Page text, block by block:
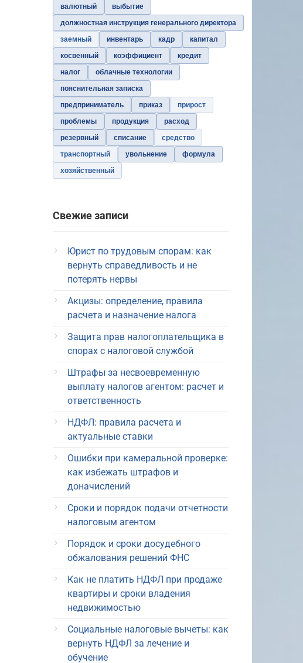
валютный
выбытие
должностная инструкция генерального директора
заемный
инвентарь кадр
капитал
косвенный
коэффициент
кредит
налог
облачные технологии
пояснительная записка
предприниматель
приказ
прирост
проблемы
продукция
расход
резервный
списание
средство
транспортный
увольнение
формула
хозяйственный
Свежие записи
Юрист по трудовым спорам: как
вернуть справедливость и не
потерять нервы
Акцизы: определение, правила
расчета и назначение налога
Защита прав налогоплательщика в
спорах с налоговой службой
Штрафы за несвоевременную
выплату налогов агентом: расчет и
ответственность
НДФЛ: правила расчета и
актуальные ставки
Ошибки при камеральной проверке:
как избежать штрафов и
доначислений
Сроки и порядок подачи отчетности
налоговым агентом
Порядок и сроки досудебного
обжалования решений ФНС
Как не платить НДФЛ при продаже
квартиры и сроки владения
недвижимостью
Социальные налоговые вычеты: как
вернуть НДФЛ за лечение и
обучение